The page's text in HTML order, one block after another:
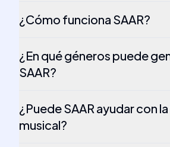
¿Cómo funciona SAAR?
¿En qué géneros puede
SAAR?
¿Puede SAAR ayudar con
musical?